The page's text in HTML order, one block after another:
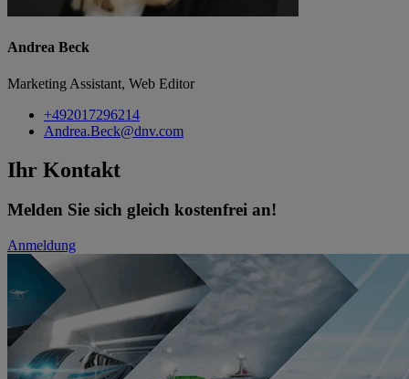
Andrea Beck
Marketing Assistant, Web Editor
+492017296214
Andrea.Beck@dnv.com
Ihr Kontakt
Melden Sie sich gleich kostenfrei an!
Anmeldung